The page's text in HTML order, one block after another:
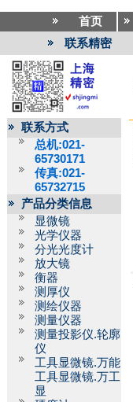
首页
联系精密
联系方式
总机:021-
65730171
传真:021-
65732715
产品分类信息
显微镜
光学仪器
分光光度计
放大镜
衡器
测厚仪
测绘仪器
测量仪器
测量投影仪.轮廓
仪
工具显微镜.万能
工具显微镜.万工
显